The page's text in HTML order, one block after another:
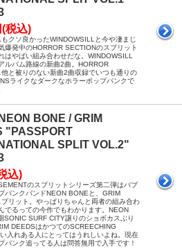
税込)
クソ良かったWINDOWSILLと今や凄まじ
爆発中のHORROR SECTIONのスプリット
はやばい組み合わせだな。WINDOWSILL
ルバム路線の新曲2曲。HORROR
と被りのない新曲2曲収録でいつも通りの
ライクなダークなホラーポップパンクで
BONE / GRIM
"PASSPORT
SPLIT VOL.2"
込)
のスプリットシリーズ第二弾はバブ
パンクバンドNEON BONEと、GRIM
リット。やっぱりちゃんと両者の組み合わ
でるっての今作でもわかります。NEON
SONIC SURF CITY譲りのショボカスぶり
DEEDSはかつてのSCREECHING
入れある人にとってはうれしいよね。現在
パンク追ってる人は問答無用で入手です！